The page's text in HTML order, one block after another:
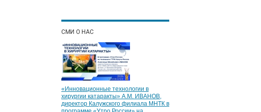
СМИ О НАС
«Инновационные технологии в
хирургии катаракты» А.М. ИВАНОВ,
директор Калужского филиала МНТК в